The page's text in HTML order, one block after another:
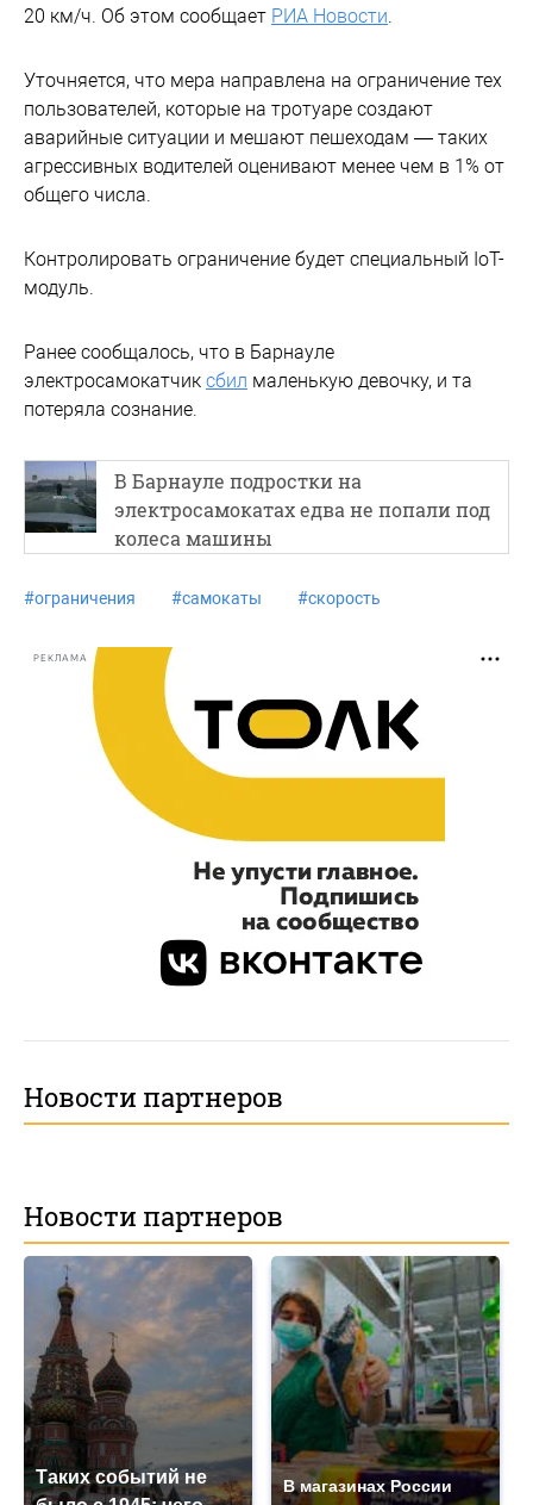
20 км/ч. Об этом сообщает РИА Новости
Уточняется, что мера направлена на ограничение тех
пользователей, которые на тротуаре создают
аварийные ситуации и мешают пешеходам — таких
агрессивных водителей оценивают менее чем в 1% от
общего числа.
Контролировать ограничение будет специальный IoT-
модуль.
Ранее сообщалось, что в Барнауле
электросамокатчик сбил маленькую девочку, и та
потеряла сознание.
В Барнауле подростки на
электросамокатах едва не попали под
колеса машины
#ограничения #самокаты #скорость
РЕКЛАМА
Новости партнеров
Новости партнеров
Таких событий не
В магазинах России